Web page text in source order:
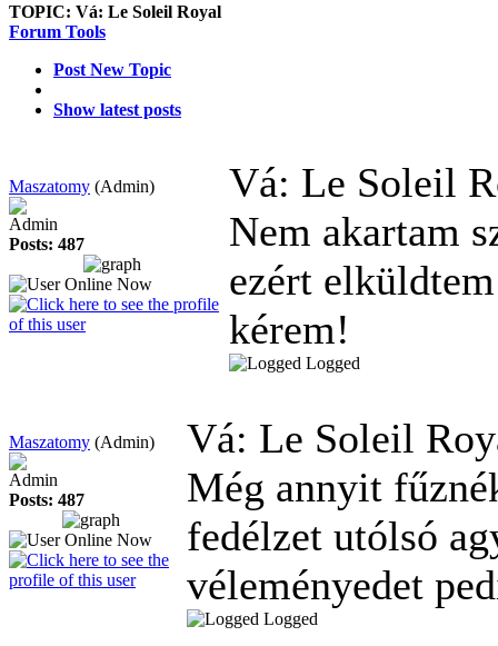
TOPIC: Vá: Le Soleil Royal
Forum Tools
Post New Topic
Show latest posts
Maszatomy (Admin)
Admin
Posts: 487
Vá: Le Soleil
Nem akartam
ezért
kérem!
Logged
Maszatomy (Admin)
Admin
Posts: 487
Vá: Le Soleil
Még annyit
fedélzet utólsó
véleményedet
Logged